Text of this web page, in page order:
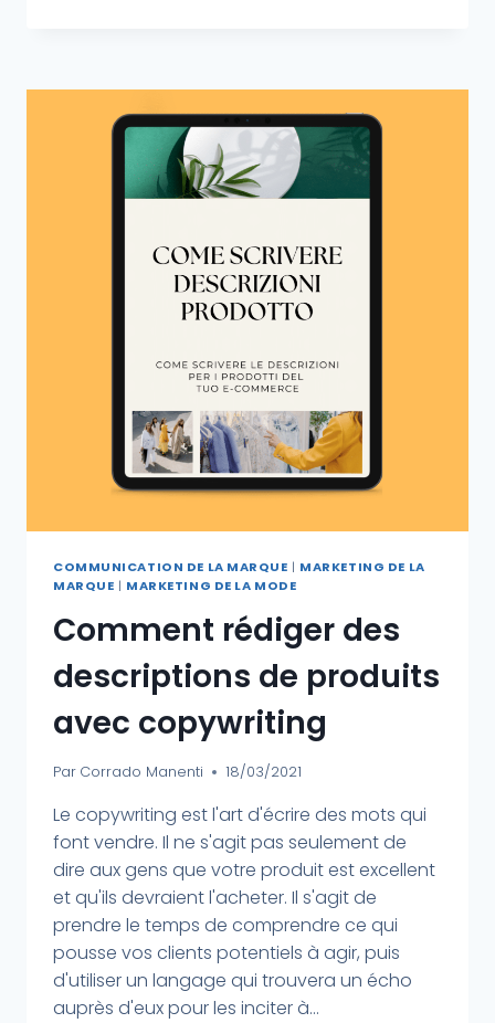
COMMUNICATION DE LA MARQUE | MARKETING DE LA
MARQUE | MARKETING DE LA MODE
Comment rédiger des
descriptions de produits
avec copywriting
Par Corrado Manenti 18/03/2021
Le copywriting est l'art d'écrire des mots qui
font vendre. Il ne s'agit pas seulement de
dire aux gens que votre produit est excellent
et qu'ils devraient l'acheter. Il s'agit de
prendre le temps de comprendre ce qui
pousse vos clients potentiels à agir, puis
d'utiliser un langage qui trouvera un écho
auprès d'eux pour les inciter à...